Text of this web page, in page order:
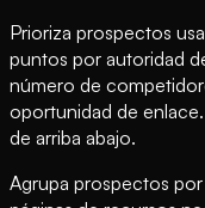
Prioriza prospectos
puntos por autoridad
número de
oportunidad de
de arriba abajo.
Agrupa prospectos